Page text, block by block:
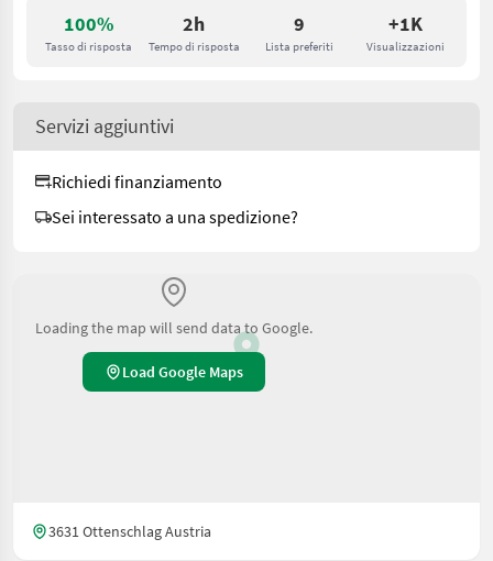
100%
Tasso di risposta
2h
Tempo di risposta
9
Lista preferiti
+1K
Visualizzazioni
Servizi aggiuntivi
Richiedi finanziamento
Sei interessato a una spedizione?
Loading the map will send data to Google.
Load Google Maps
3631 Ottenschlag Austria